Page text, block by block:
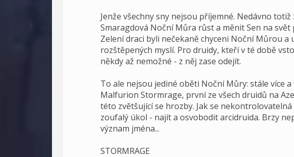
Jenže všechny sny nejsou příjemné. Nedávno
Smaragdová Noční Můra růst a měnit Sen na
Zelení draci byli nečekaně chyceni Noční Můrou a
rozštěpených myslí. Pro druidy, kteří v té době
někdy až nemožné - z něj zase odejít.
To ale nejsou jediné oběti Noční Můry: stále více
Malfurion Stormrage, první ze všech druidů na
této zvětšující se hrozby. Jak se
zoufalý úkol - najít a osvobodit arcidruida. Brzy
význam jména...
STORMRAGE